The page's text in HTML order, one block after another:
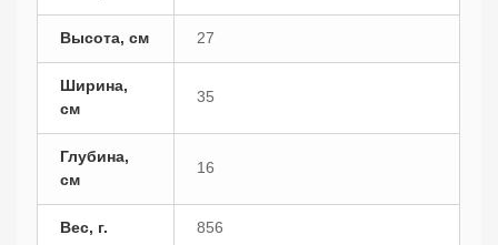
Высота, см 27
Ширина,
см
35
Глубина,
см
16
Вес, г. 856